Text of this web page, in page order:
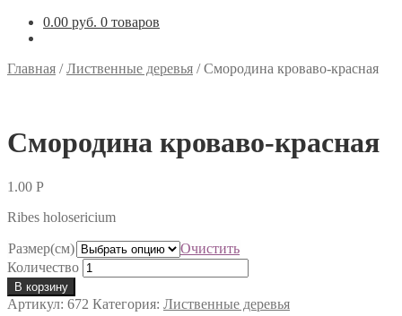
0.00 руб. 0 товаров
Главная /Лиственные деревья /Смородина кроваво-красная
Смородина кроваво-красная
1.00 Р
Ribes holosericium
Размер(см)
Очистить
Количество
В корзину
Артикул: 672 Категория: Лиственные деревья